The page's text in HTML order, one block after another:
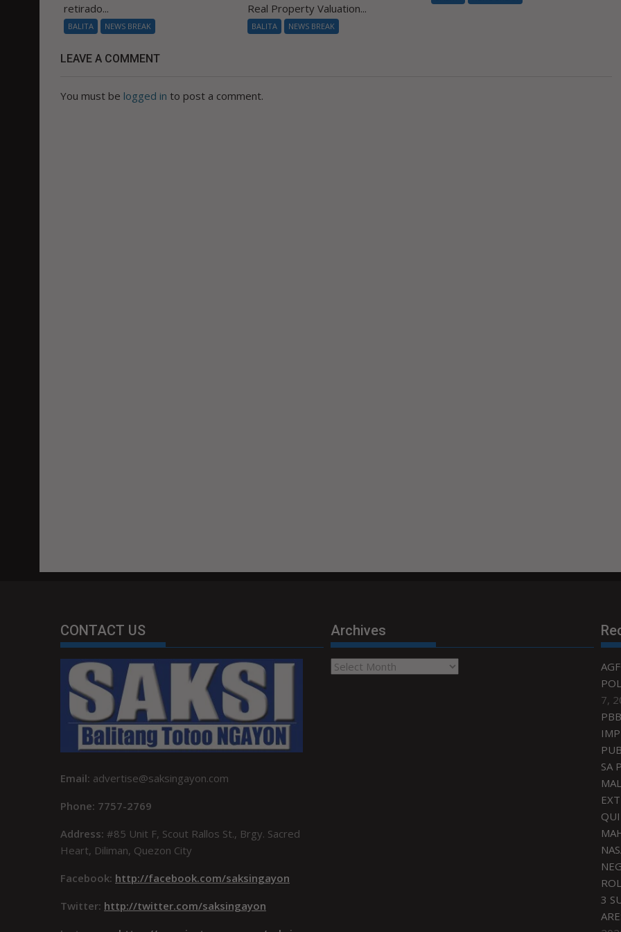
retirado...
BALITA NEWS BREAK
Real Property Valuation...
BALITA NEWS BREAK
LEAVE A COMMENT
You must be logged in to post a comment.
CONTACT US
Email: advertise@saksingayon.com
Phone: 7757-2769
Address: #85 Unit F, Scout Rallos St., Brgy. Sacred
Heart, Diliman, Quezon City
Facebook: http://facebook.com/saksingayon
Twitter: http://twitter.com/saksingayon
Archives
Archives
7,
SA
3